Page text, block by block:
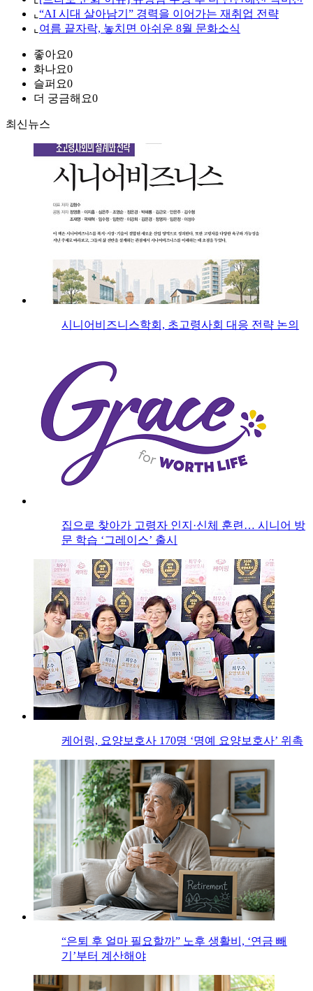
⌞ “AI 시대 살아남기” 경력을 이어가는 재취업 전략
⌞ 여름 끝자락, 놓치면 아쉬운 8월 문화소식
좋아요0
화나요0
슬퍼요0
더 궁금해요0
최신뉴스
시니어비즈니스학회, 초고령사회 대응 전략 논의
집으로 찾아가 고령자 인지·신체 훈련… 시니어 방
문 학습 ‘그레이스’ 출시
케어링, 요양보호사 170명 ‘명예 요양보호사’ 위촉
“은퇴 후 얼마 필요할까” 노후 생활비, ‘연금 빼
기’부터 계산해야